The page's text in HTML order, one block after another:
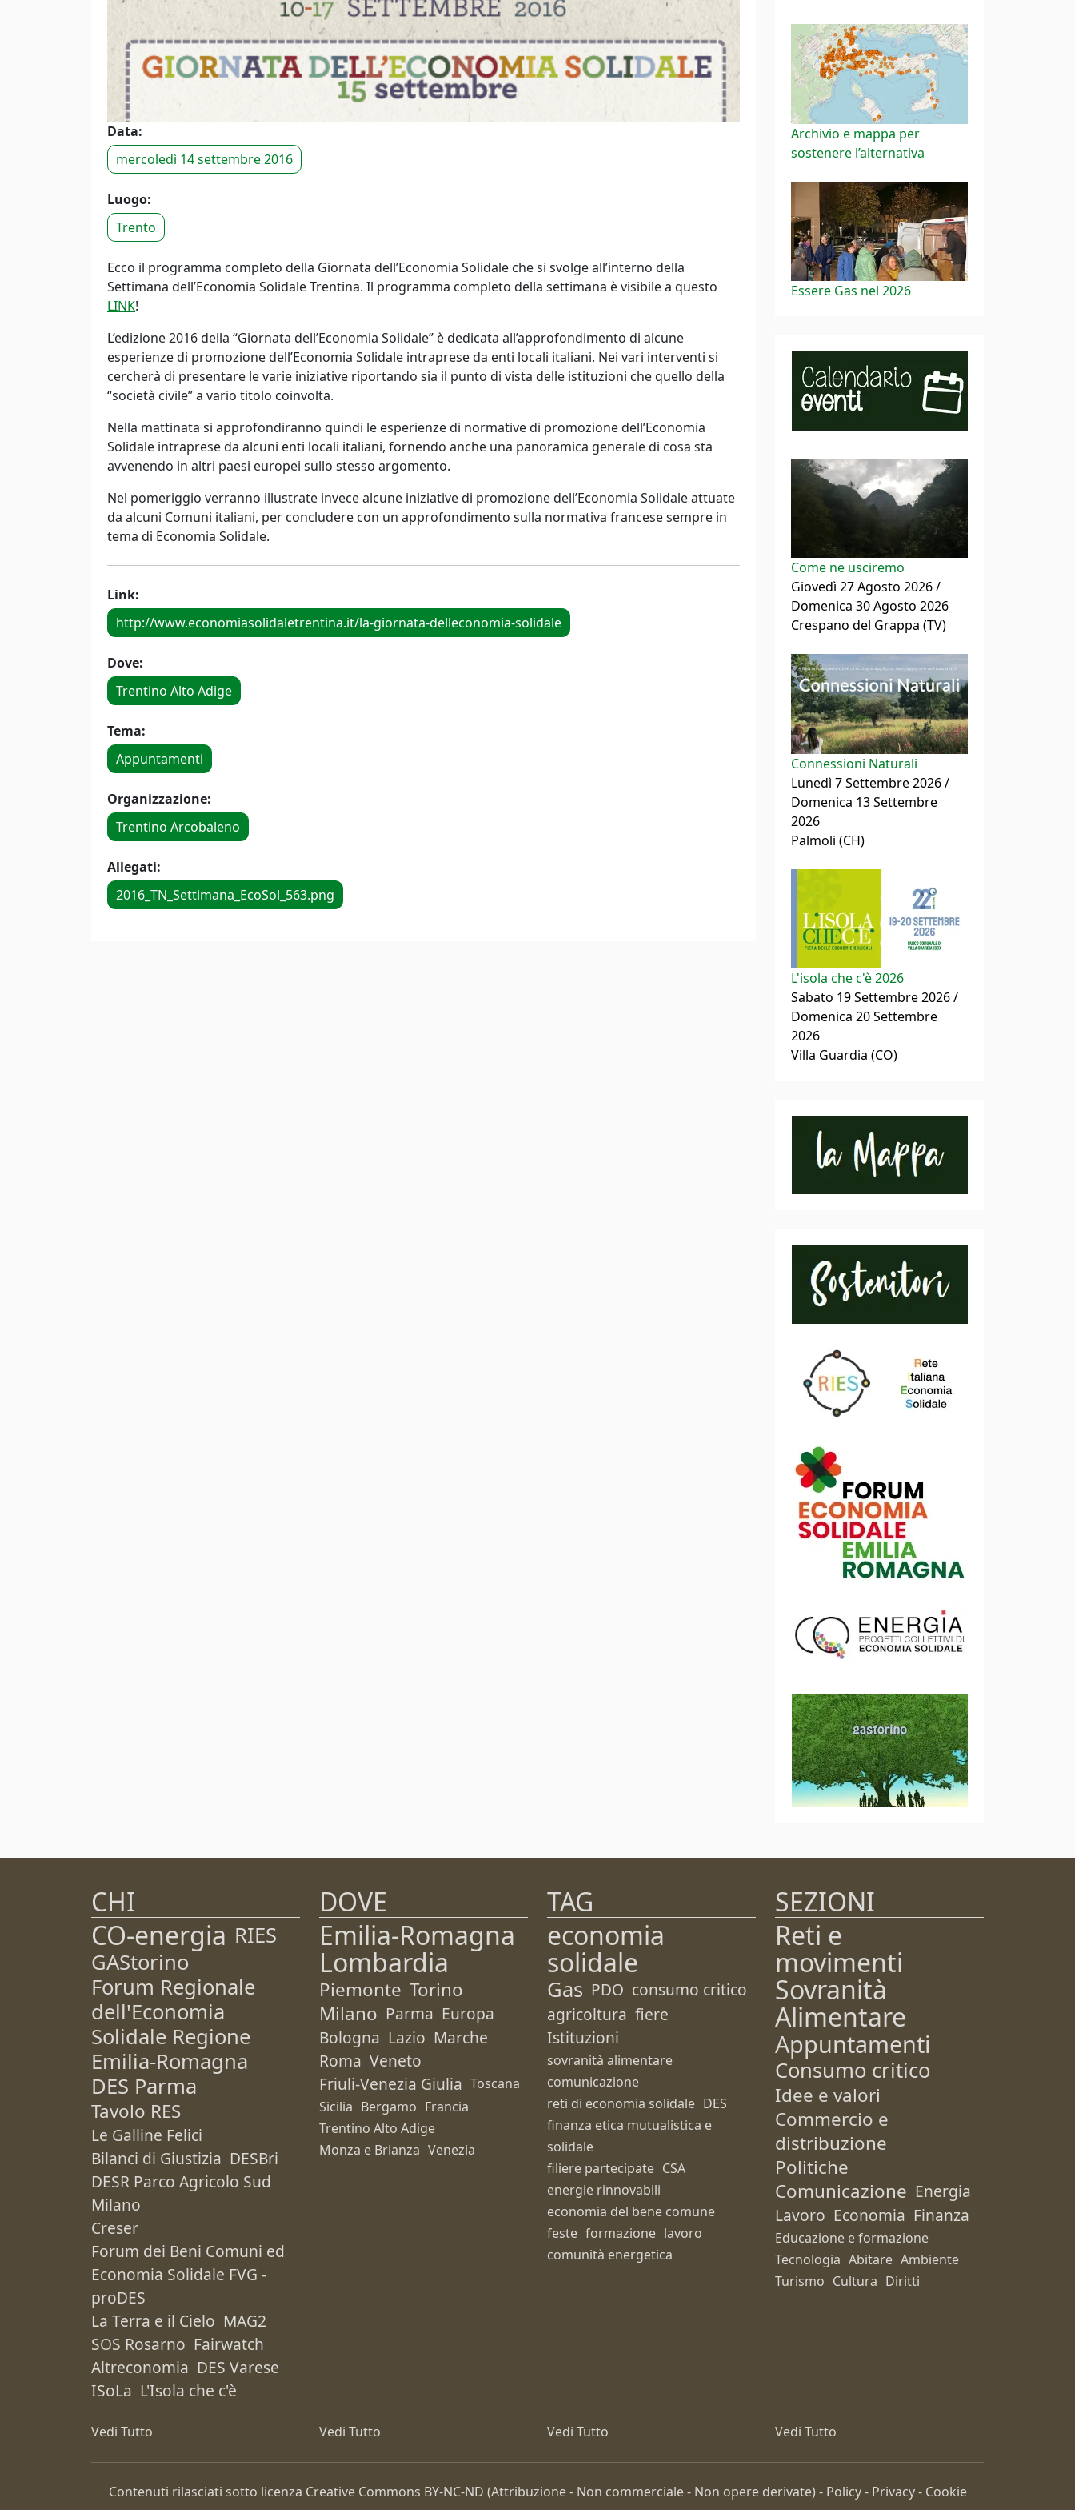
Data:
mercoledì 14 settembre 2016
Luogo:
Trento
Ecco il programma completo della Giornata dell’Economia Solidale che si svolge all’interno della
Settimana dell’Economia Solidale Trentina. Il programma completo della settimana è visibile a questo
LINK!
L’edizione 2016 della “Giornata dell’Economia Solidale” è dedicata all’approfondimento di alcune
esperienze di promozione dell’Economia Solidale intraprese da enti locali italiani. Nei vari interventi si
cercherà di presentare le varie iniziative riportando sia il punto di vista delle istituzioni che quello della
“società civile” a vario titolo coinvolta.
Nella mattinata si approfondiranno quindi le esperienze di normative di promozione dell’Economia
Solidale intraprese da alcuni enti locali italiani, fornendo anche una panoramica generale di cosa sta
avvenendo in altri paesi europei sullo stesso argomento.
Nel pomeriggio verranno illustrate invece alcune iniziative di promozione dell’Economia Solidale attuate
da alcuni Comuni italiani, per concludere con un approfondimento sulla normativa francese sempre in
tema di Economia Solidale.
Link:
http://www.economiasolidaletrentina.it/la-giornata-delleconomia-solidale
Dove:
Trentino Alto Adige
Tema:
Appuntamenti
Organizzazione:
Trentino Arcobaleno
Allegati:
2016_TN_Settimana_EcoSol_563.png
Archivio e mappa per
sostenere l’alternativa
Essere Gas nel 2026
Come ne usciremo
Giovedì 27 Agosto 2026 /
Domenica 30 Agosto 2026
Crespano del Grappa (TV)
Connessioni Naturali
Lunedì 7 Settembre 2026 /
Domenica 13 Settembre
2026
Palmoli (CH)
L'isola che c'è 2026
Sabato 19 Settembre 2026 /
Domenica 20 Settembre
2026
Villa Guardia (CO)
CHI
CO-energia RIES
GAStorino
Forum Regionale
dell'Economia
Solidale Regione
Emilia-Romagna
DES Parma
Tavolo RES
Le Galline Felici
Bilanci di Giustizia DESBri
DESR Parco Agricolo Sud
Milano
Creser
Forum dei Beni Comuni ed
Economia Solidale FVG -
proDES
La Terra e il Cielo MAG2
SOS Rosarno Fairwatch
Altreconomia DES Varese
ISoLa L'Isola che c'è
Vedi Tutto
DOVE
Emilia-Romagna
Lombardia
Piemonte Torino
Milano Parma Europa
Bologna Lazio Marche
Roma Veneto
Friuli-Venezia Giulia Toscana
Sicilia Bergamo Francia
Trentino Alto Adige
Monza e Brianza Venezia
Vedi Tutto
TAG
economia
solidale
Gas PDO consumo critico
agricoltura fiere
Istituzioni
sovranità alimentare
comunicazione
reti di economia solidale DES
finanza etica mutualistica e
solidale
filiere partecipate CSA
energie rinnovabili
economia del bene comune
feste formazione lavoro
comunità energetica
Vedi Tutto
SEZIONI
Reti e
movimenti
Sovranità
Alimentare
Appuntamenti
Consumo critico
Idee e valori
Commercio e
distribuzione
Politiche
Comunicazione Energia
Lavoro Economia Finanza
Educazione e formazione
Tecnologia Abitare Ambiente
Turismo Cultura Diritti
Vedi Tutto
Contenuti rilasciati sotto licenza Creative Commons BY-NC-ND (Attribuzione - Non commerciale - Non opere derivate) - Policy- Privacy- Cookie